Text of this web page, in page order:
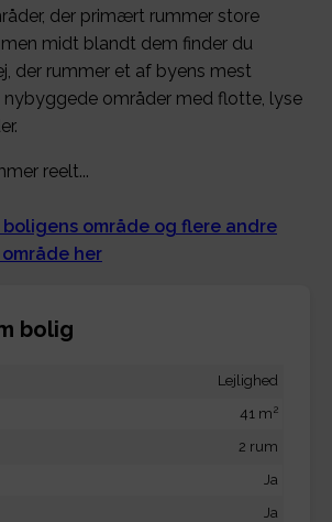
der primært rummer store
men midt blandt dem finder du
der rummer et af byens mest
områder med flotte, lyse
reelt...
boligens område og flere andre
her
bolig
Lejlighed
41 m2
2 rum
Ja
Ja